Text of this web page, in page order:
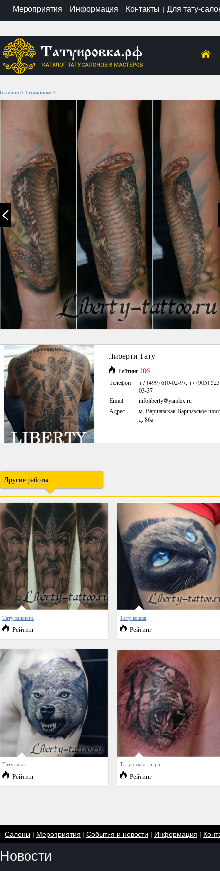
Мероприятия | Информация | Контакты | Для тату-
Главная > Татуировки >
Либерти Тату
Рейтинг 106
Телефон
+7 (499) 610-02-97, +7 (905)
03-37
Email
infoliberty@yandex.ru
Адрес
м. Варшавская Варшавское
д. 86а
Другие работы
Тату викинга
Рейтинг
Тату кошка
Рейтинг
Тату волк
Рейтинг
Тату оскал тигра
Рейтинг
Салоны| Мероприятия | События и новости | Информация |
Новости